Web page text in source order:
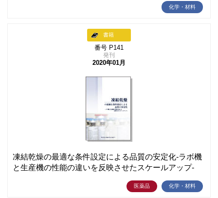
化学・材料
書籍
番号 P141
発刊
2020年01月
凍結乾燥の最適な条件設定による品質の安定化-ラボ機
と生産機の性能の違いを反映させたスケールアップ-
医薬品 化学・材料